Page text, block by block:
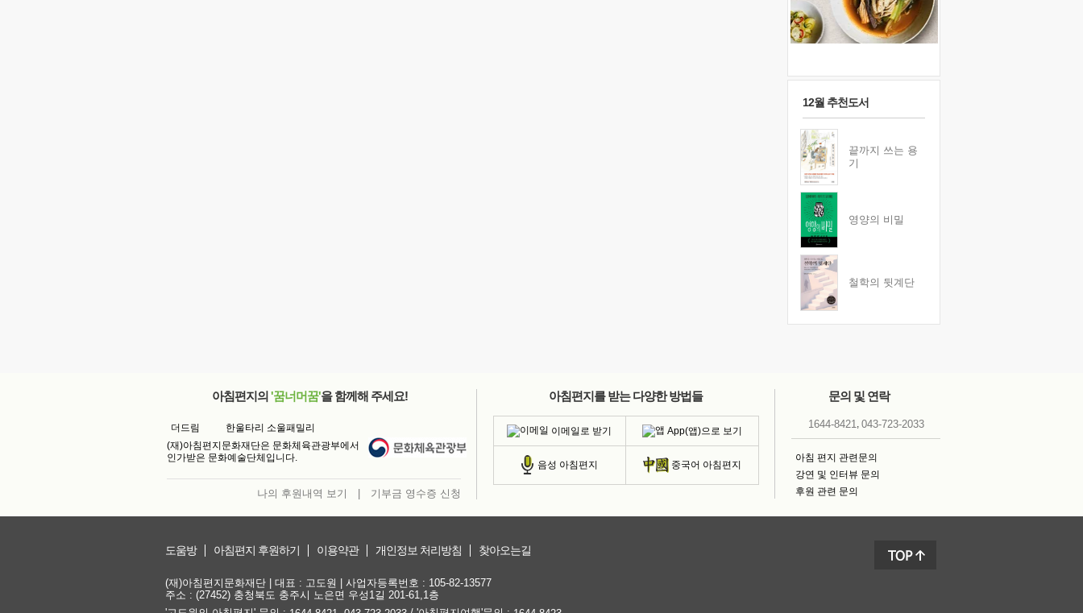
12월 추천도서
끝까지 쓰는 용
기
영양의 비밀
철학의 뒷계단
아침편지의 '꿈너머꿈'을 함께해 주세요!
더드림
한울타리 소울패밀리
(재)아침편지문화재단은 문화체육관광부에서
인가받은 문화예술단체입니다.
나의 후원내역 보기 기부금 영수증 신청
아침편지를 받는 다양한 방법들
이메일로 받기 App(앱)으로 보기
음성 아침편지 중국어 아침편지
문의 및 연락
1644-8421, 043-723-2033
아침 편지 관련문의
강연 및 인터뷰 문의
후원 관련 문의
도움방 아침편지 후원하기 이용약관 개인정보 처리방침 찾아오는길
(재)아침편지문화재단 | 대표 : 고도원 | 사업자등록번호 : 105-82-13577
주소 : (27452) 충청북도 충주시 노은면 우성1길 201-61,1층